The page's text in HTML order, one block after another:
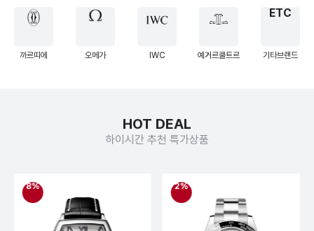
까르띠에 오메가 IWC 예거르쿨트르
ETC
기타브랜드
HOT DEAL
하이시간 추천 특가상품
8% 2%